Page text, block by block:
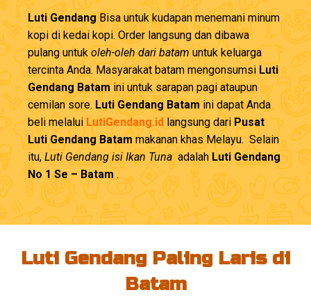
Luti GendangBisa untuk kudapan menemani minum
kopi di kedai kopi. Order langsung dan dibawa
pulang untukoleh-oleh dari batamuntuk keluarga
tercinta Anda. Masyarakat batam mengonsumsi Luti
Gendang Batamini untuk sarapan pagi ataupun
cemilan sore. Luti Gendang Batamini dapat Anda
beli melalui LutiGendang.id langsung dari Pusat
Luti Gendang Batammakanan khas Melayu. Selain
itu, Luti Gendang isi Ikan Tunaadalah Luti Gendang
No 1 Se – Batam.
Luti Gendang Paling Laris di
Batam